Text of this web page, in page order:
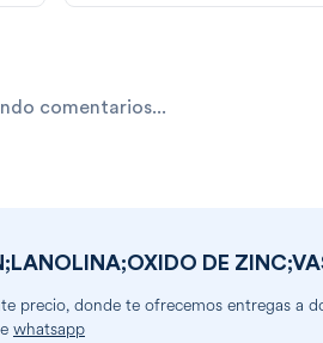
comentarios...
DE
precio, donde te ofrecemos entregas a
whatsapp